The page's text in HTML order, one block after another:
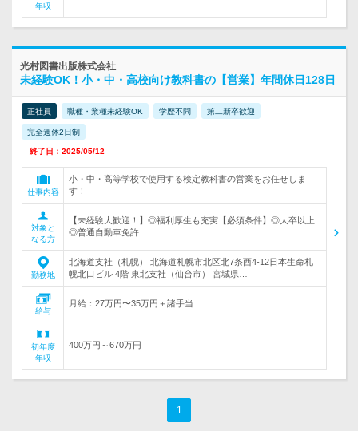
年収
光村図書出版株式会社
未経験OK！小・中・高校向け教科書の【営業】年間休日128日
正社員 職種・業種未経験OK 学歴不問 第二新卒歓迎
完全週休2日制
終了日：2025/05/12
仕事内容
小・中・高等学校で使用する検定教科書の営業をお任せしま
す！
対象と
なる方
【未経験大歓迎！】◎福利厚生も充実【必須条件】◎大卒以上
◎普通自動車免許
勤務地
北海道支社（札幌） 北海道札幌市北区北7条西4-12日本生命札
幌北口ビル 4階 東北支社（仙台市） 宮城県…
給与
月給：27万円〜35万円＋諸手当
初年度
年収
400万円～670万円
1